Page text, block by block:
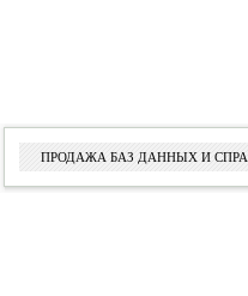
ПРОДАЖА БАЗ ДАННЫХ И